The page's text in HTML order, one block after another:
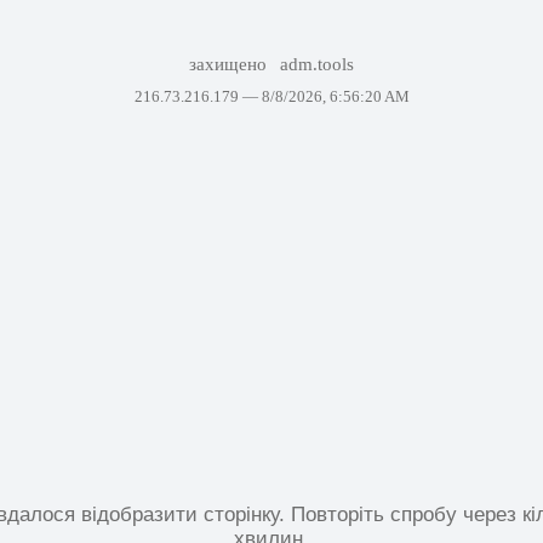
захищено adm.tools
216.73.216.179 — 8/8/2026, 6:56:20 AM
відобразити сторінку. Повторіть спробу через